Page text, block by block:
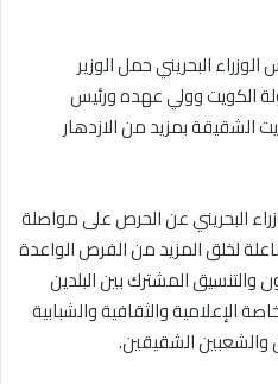
البحريني حمل الوزير
الكويت وولي عهده ورئيس
الشقيقة بمزيد من الازدهار
البحريني عن الحرص على مواصلة
لخلق المزيد من الفرص الواعدة
المشترك بين البلدين
الإعلامية والثقافية والشبابية
والشعبين الشقيقين.